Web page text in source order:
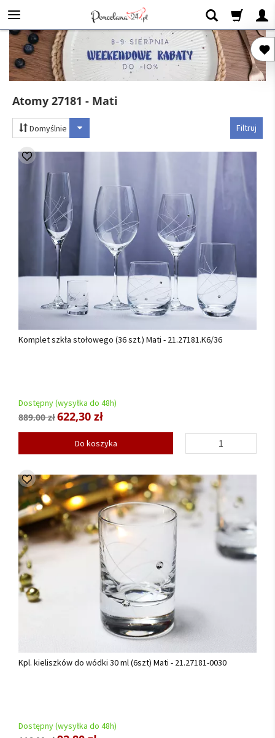
Atomy 27181 - Mati
Filtruj
Domyślnie
Komplet szkła stołowego (36 szt.) Mati - 21.27181.K6/36
Dostępny (wysyłka do 48h)
889,00 zł622,30 zł
Do koszyka
Kpl. kieliszków do wódki 30 ml (6szt) Mati - 21.27181-0030
Dostępny (wysyłka do 48h)